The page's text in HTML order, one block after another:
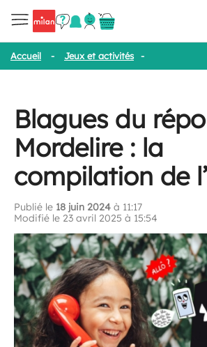
Accueil - Jeux et activités -
Blagues du
Mordelire : la
compilation de
Publié le 18 juin 2024 à 11:17
Modifié le 23 avril 2025 à 15:54